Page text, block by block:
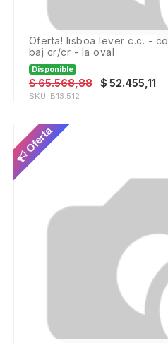
oferta! lisboa lever c.c. - cocina pared emb. pico
baj cr/cr - la oval
Disponible
$65.568,88 $ 52.455,11
SKU: B13.512
Oferta